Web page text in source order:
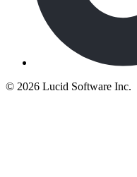
© 2026 Lucid Software Inc.